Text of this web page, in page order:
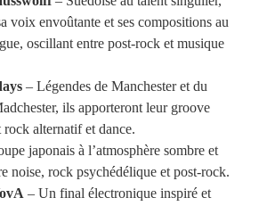
voix envoûtante et ses compositions au
oscillant entre post-rock et musique
– Légendes de Manchester et du
ils apporteront leur groove
alternatif et dance.
japonais à l’atmosphère sombre et
noise, rock psychédélique et post-rock.
– Un final électronique inspiré et